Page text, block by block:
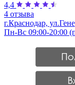
4,4
4 отзыва
г.Краснодар,
Пн-Вс 09:00-20:00